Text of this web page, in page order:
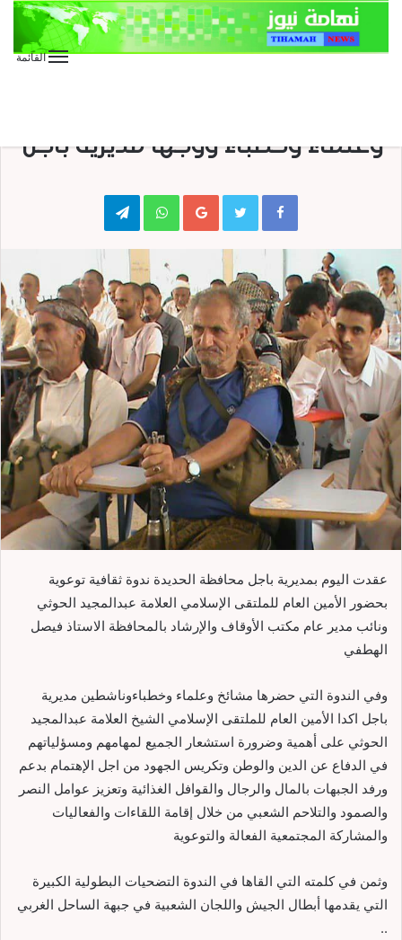
القائمة
وعلماء وخطباء ووجها مديرية باجل
Google+
WhatsApp
Telegram
عقدت اليوم بمديرية باجل محافظة الحديدة ندوة ثقافية توعوية
بحضور الأمين العام للملتقى الإسلامي العلامة عبدالمجيد الحوثي
ونائب مدير عام مكتب الأوقاف والإرشاد بالمحافظة الاستاذ فيصل
الهطفي
وفي الندوة التي حضرها مشائخ وعلماء وخطباءوناشطين مديرية
باجل اكدا الأمين العام للملتقى الإسلامي الشيخ العلامة عبدالمجيد
الحوثي على أهمية وضرورة استشعار الجميع لمهامهم ومسؤلياتهم
في الدفاع عن الدين والوطن وتكريس الجهود من اجل الإهتمام بدعم
ورفد الجبهات بالمال والرجال والقوافل الغذائية وتعزيز عوامل النصر
والصمود والتلاحم الشعبي من خلال إقامة اللقاءات والفعاليات
والمشاركة المجتمعية الفعالة والتوعوية
وثمن في كلمته التي القاها في الندوة التضحيات البطولية الكبيرة
التي يقدمها أبطال الجيش واللجان الشعبية في جبهة الساحل الغربي
..